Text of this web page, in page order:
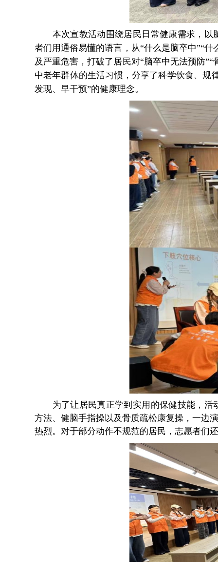
本次宣教活动围绕居民日常健康需求 ，以
者们用通俗易懂的语言，从“什么是脑卒中”“
及严重危害，打破了居民对“脑卒中无法预防
中老年群体的生活习惯，分享了科学饮食、规
发现、早干预”的健康理念。
为了让居民真正学到 实用 的保健技能，活
方法、健脑手指操以及骨质疏松康复操，一边
热烈。对于部分动作不规范的居民，志愿者们